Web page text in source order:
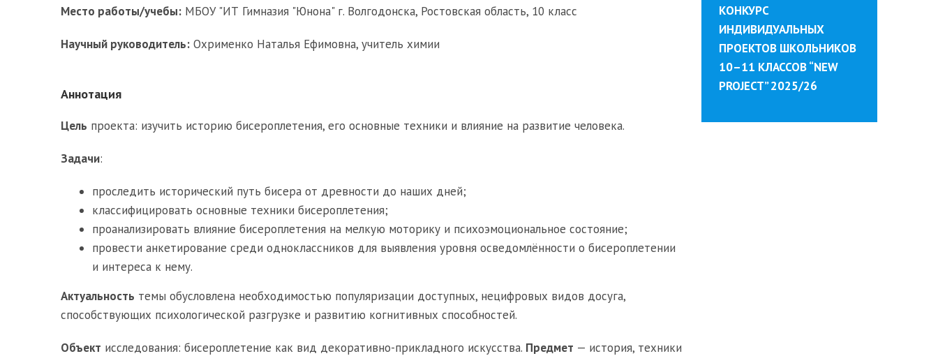
Место работы/учебы: МБОУ "ИТ Гимназия "Юнона" г. Волгодонска, Ростовская область, 10 класс
Научный руководитель: Охрименко Наталья Ефимовна, учитель химии
Аннотация
Цель проекта: изучить историю бисероплетения, его основные техники и влияние на развитие человека.
Задачи:
проследить исторический путь бисера от древности до наших дней;
классифицировать основные техники бисероплетения;
проанализировать влияние бисероплетения на мелкую моторику и психоэмоциональное состояние;
провести анкетирование среди одноклассников для выявления уровня осведомлённости о бисероплетении
и интереса к нему.
Актуальность темы обусловлена необходимостью популяризации доступных, нецифровых видов досуга,
способствующих психологической разгрузке и развитию когнитивных способностей.
Объект исследования: бисероплетение как вид декоративно-прикладного искусства. Предмет — история, техники
КОНКУРС
ИНДИВИДУАЛЬНЫХ
ПРОЕКТОВ ШКОЛЬНИКОВ
10–11 КЛАССОВ “NEW
PROJECT” 2025/26